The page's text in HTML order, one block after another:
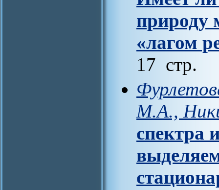
природу
«лагом
17 стр.
М.А.,
спектра